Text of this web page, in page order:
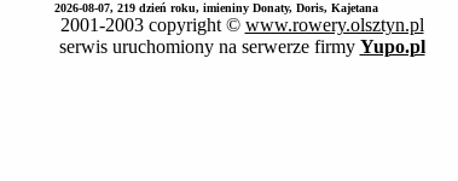
2026-08-07, 219 dzień roku, imieniny Donaty, Doris, Kajetana
2001-2003 copyright © www.rowery.olsztyn.pl
serwis uruchomiony na serwerze firmy Yupo.pl